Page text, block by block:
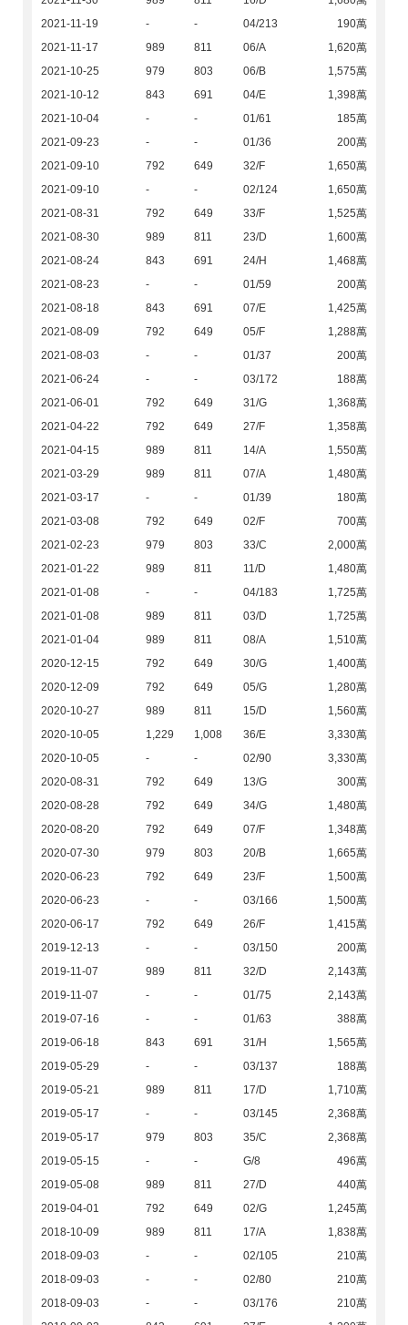
2021-11-19
- - 04/213
190萬
2021-11-17
989 811 06/A
1,620萬
2021-10-25
979 803 06/B
1,575萬
2021-10-12
843 691 04/E
1,398萬
2021-10-04
- - 01/61
185萬
2021-09-23
- - 01/36
200萬
2021-09-10
792 649 32/F
1,650萬
2021-09-10
- - 02/124
1,650萬
2021-08-31
792 649 33/F
1,525萬
2021-08-30
989 811 23/D
1,600萬
2021-08-24
843 691 24/H
1,468萬
2021-08-23
- - 01/59
200萬
2021-08-18
843 691 07/E
1,425萬
2021-08-09
792 649 05/F
1,288萬
2021-08-03
- - 01/37
200萬
2021-06-24
- - 03/172
188萬
2021-06-01
792 649 31/G
1,368萬
2021-04-22
792 649 27/F
1,358萬
2021-04-15
989 811 14/A
1,550萬
2021-03-29
989 811 07/A
1,480萬
2021-03-17
- - 01/39
180萬
2021-03-08
792 649 02/F
700萬
2021-02-23
979 803 33/C
2,000萬
2021-01-22
989 811 11/D
1,480萬
2021-01-08
- - 04/183
1,725萬
2021-01-08
989 811 03/D
1,725萬
2021-01-04
989 811 08/A
1,510萬
2020-12-15
792 649 30/G
1,400萬
2020-12-09
792 649 05/G
1,280萬
2020-10-27
989 811 15/D
1,560萬
2020-10-05
1,229 1,008 36/E
3,330萬
2020-10-05
- - 02/90
3,330萬
2020-08-31
792 649 13/G
300萬
2020-08-28
792 649 34/G
1,480萬
2020-08-20
792 649 07/F
1,348萬
2020-07-30
979 803 20/B
1,665萬
2020-06-23
792 649 23/F
1,500萬
2020-06-23
- - 03/166
1,500萬
2020-06-17
792 649 26/F
1,415萬
2019-12-13
- - 03/150
200萬
2019-11-07
989 811 32/D
2,143萬
2019-11-07
- - 01/75
2,143萬
2019-07-16
- - 01/63
388萬
2019-06-18
843 691 31/H
1,565萬
2019-05-29
- - 03/137
188萬
2019-05-21
989 811 17/D
1,710萬
2019-05-17
- - 03/145
2,368萬
2019-05-17
979 803 35/C
2,368萬
2019-05-15
- - G/8
496萬
2019-05-08
989 811 27/D
440萬
2019-04-01
792 649 02/G
1,245萬
2018-10-09
989 811 17/A
1,838萬
2018-09-03
- - 02/105
210萬
2018-09-03
- - 02/80
210萬
2018-09-03
- - 03/176
210萬